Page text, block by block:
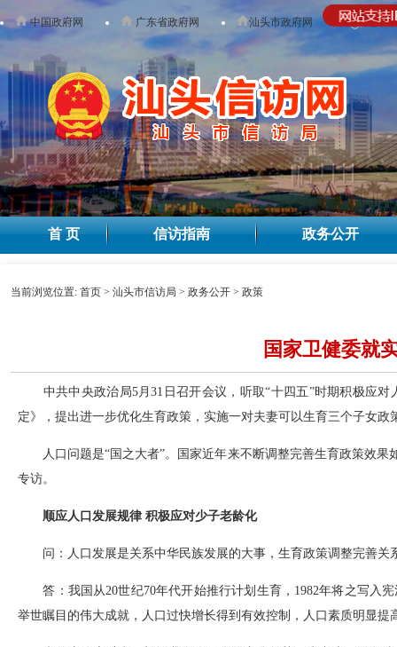
中国政府网 广东省政府网 汕头市政府网 无障
首 页 信访指南 政务公开
当前浏览位置: 首页 > 汕头市信访局 > 政务公开 > 政策
国家卫健委就
中共中央政治局5月31日召开会议，听取“十四五”时期积极应对
定》，提出进一步优化生育政策，实施一对夫妻可以生育三个子女政
人口问题是“国之大者”。国家近年来不断调整完善生育政策效果
专访。
顺应人口发展规律 积极应对少子老龄化
问：人口发展是关系中华民族发展的大事，生育政策调整完善关
答：我国从20世纪70年代开始推行计划生育，1982年将之写入
举世瞩目的伟大成就，人口过快增长得到有效控制，人口素质明显提